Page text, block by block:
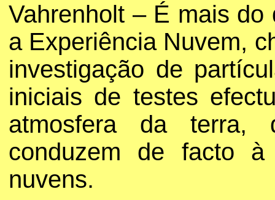
Vahrenholt – É mais
a Experiência Nuvem,
investigação de
iniciais de testes
atmosfera da terra,
conduzem de facto
nuvens.